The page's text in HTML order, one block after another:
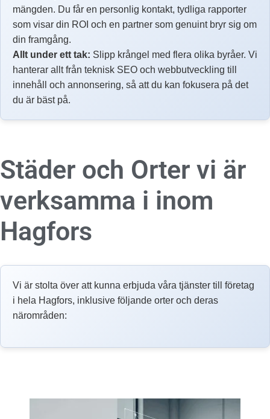
mängden. Du får en personlig kontakt, tydliga rapporter
som visar din ROI och en partner som genuint bryr sig om
din framgång.
Allt under ett tak: Slipp krångel med flera olika byråer. Vi
hanterar allt från teknisk SEO och webbutveckling till
innehåll och annonsering, så att du kan fokusera på det
du är bäst på.
Städer och Orter vi är
verksamma i inom
Hagfors
Vi är stolta över att kunna erbjuda våra tjänster till företag
i hela Hagfors, inklusive följande orter och deras
närområden: